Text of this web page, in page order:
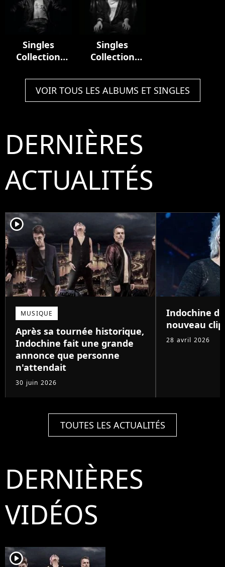
Singles
Collection
Singles
Collection
VOIR TOUS LES ALBUMS ET SINGLES
DERNIÈRES
ACTUALITÉS
player2
MUSIQUE
Après sa tournée historique,
Indochine fait une grande
annonce que personne
n'attendait
30 juin 2026
Indochine
nouveau clip
28 avril 2026
TOUTES LES ACTUALITÉS
DERNIÈRES
VIDÉOS
player2